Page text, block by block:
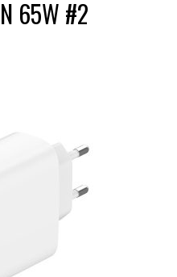
65W #2